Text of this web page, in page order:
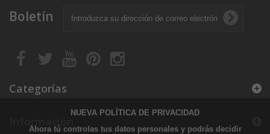
Boletín
Categorías
Información
NUEVA POLÍTICA DE PRIVACIDAD
Ahora tú controlas tus datos personales y podrás decidir